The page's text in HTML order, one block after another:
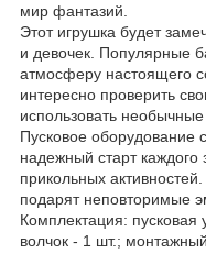
мир фантазий.
Этот игрушка будет
и девочек. Популярные
атмосферу настоящего
интересно проверить
использовать необычные
Пусковое оборудование
надежный старт каждого
прикольных
подарят неповторимые
Комплектация: пусковая
волчок - 1 шт.;